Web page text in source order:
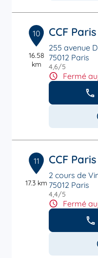
10
16.58
km
CCF
255 avenue
75012 Paris
4,6/5
Fermé
11
17.3 km
CCF
2 cours de
75012 Paris
4,4/5
Fermé